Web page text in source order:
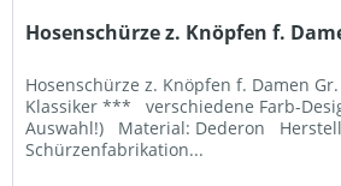
Hosenschürze z. Knöpfen f.
Hosenschürze z. Knöpfen f. Damen
Klassiker *** verschiedene Farb-
Auswahl!) Material: Dederon
Schürzenfabrikation...